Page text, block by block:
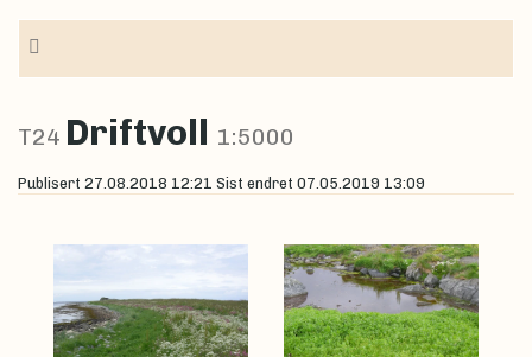
T24 Driftvoll 1:5000
Publisert 27.08.2018 12:21 Sist endret 07.05.2019 13:09